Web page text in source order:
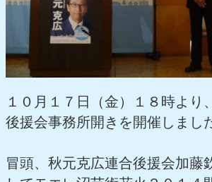
１０月１７日（金）１８時よ
後援会事務所開きを開催しまし
冒頭、秋元克広連合後援会加藤